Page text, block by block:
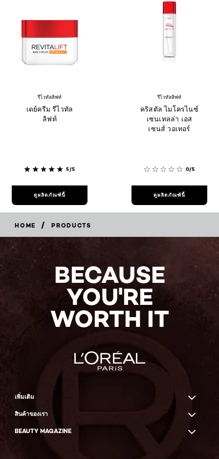
รีไวทัลลิฟท์
เดย์ครีม รีไวทัล
ลิฟท์
5/5
ดูผลิตภัณฑ์นี้
รีไวทัลลิฟท์
คริสตัล ไมโครไนซ์
เซนเทลล่า เอส
เซนส์ วอเทอร์
0/5
ดูผลิตภัณฑ์นี้
HOME / PRODUCTS
BECAUSE
YOU'RE
WORTH IT
เพิ่มเติม
สินค้าของเรา
BEAUTY MAGAZINE